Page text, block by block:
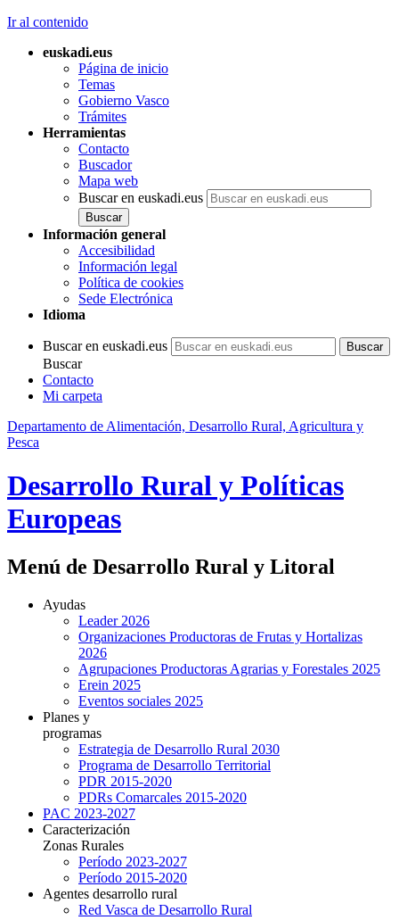
Ir al contenido
euskadi.eus
Página de inicio
Temas
Gobierno Vasco
Trámites
Herramientas
Contacto
Buscador
Mapa web
Buscar en euskadi.eus
Información general
Accesibilidad
Información legal
Política de cookies
Sede Electrónica
Idioma
Buscar en euskadi.eus
Buscar
Contacto
Mi carpeta
Departamento de Alimentación, Desarrollo Rural, Agricultura y
Pesca
Desarrollo Rural y Políticas
Europeas
Menú de Desarrollo Rural y Litoral
Ayudas
Leader 2026
Organizaciones Productoras de Frutas y Hortalizas
2026
Agrupaciones Productoras Agrarias y Forestales 2025
Erein 2025
Eventos sociales 2025
Planes y
programas
Estrategia de Desarrollo Rural 2030
Programa de Desarrollo Territorial
PDR 2015-2020
PDRs Comarcales 2015-2020
PAC 2023-2027
Caracterización
Zonas Rurales
Período 2023-2027
Período 2015-2020
Agentes desarrollo rural
Red Vasca de Desarrollo Rural